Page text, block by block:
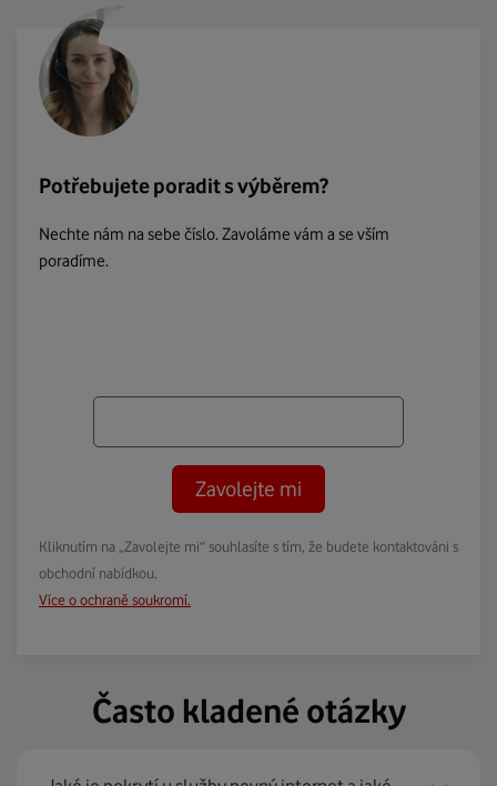
Potřebujete poradit s výběrem?
Nechte nám na sebe číslo. Zavoláme vám a se vším
poradíme.
Zavolejte mi
Kliknutím na „Zavolejte mi“ souhlasíte s tím, že budete kontaktováni s
obchodní nabídkou.
Více o ochraně soukromí.
Často kladené otázky